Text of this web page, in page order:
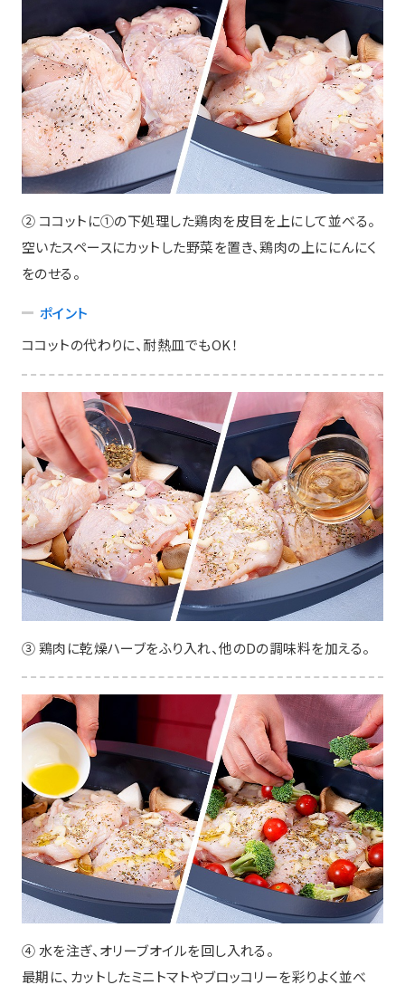
② ココットに①の下処理した鶏肉を皮目を上にして並べる。
空いたスペースにカットした野菜を置き、鶏肉の上ににんにく
をのせる。
ポイント
ココットの代わりに、耐熱皿でもOK！
③ 鶏肉に乾燥ハーブをふり入れ、他のDの調味料を加える。
④ 水を注ぎ、オリーブオイルを回し入れる。
最期に、カットしたミニトマトやブロッコリーを彩りよく並べ